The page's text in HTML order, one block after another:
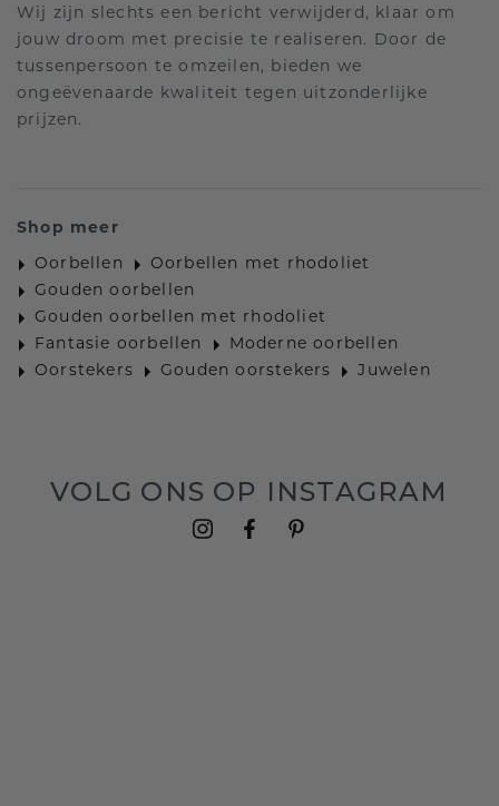
Wij zijn slechts een bericht verwijderd, klaar om
jouw droom met precisie te realiseren. Door de
tussenpersoon te omzeilen, bieden we
ongeëvenaarde kwaliteit tegen uitzonderlijke
prijzen.
Shop meer
Oorbellen
Oorbellen met rhodoliet
Gouden oorbellen
Gouden oorbellen met rhodoliet
Fantasie oorbellen
Moderne oorbellen
Oorstekers
Gouden oorstekers Juwelen
VOLG ONS OP INSTAGRAM